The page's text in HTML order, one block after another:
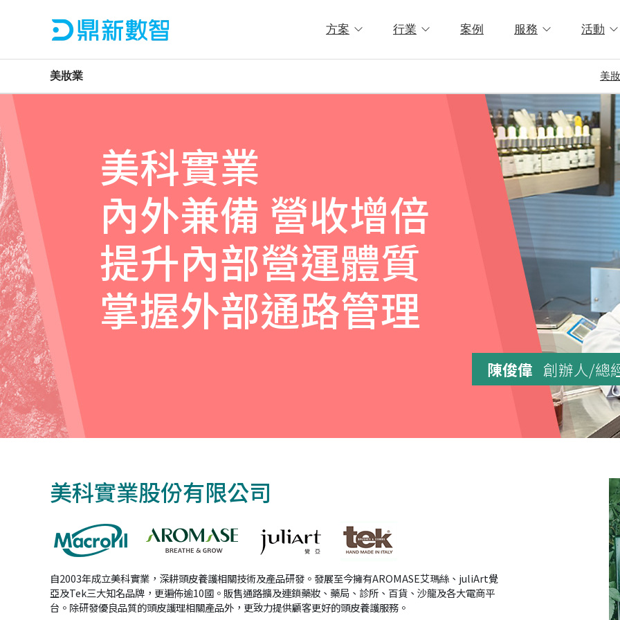
方案 行業 案例 服務 活動
美妝業 美
美科實業
內外兼備 營收增倍
提升內部營運體質
掌握外部通路管理
陳俊偉 創辦人/總
美科實業股份有限公司
自2003年成立美科實業，深耕頭皮養護相關技術及產品研發。發展至今擁有AROMASE艾瑪絲、juliArt覺
亞及Tek三大知名品牌，更遍佈逾10國。販售通路擴及連鎖藥妝、藥局、診所、百貨、沙龍及各大電商平
台。除研發優良品質的頭皮護理相關產品外，更致力提供顧客更好的頭皮養護服務。